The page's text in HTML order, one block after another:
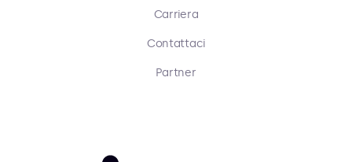
Carriera
Contattaci
Partner